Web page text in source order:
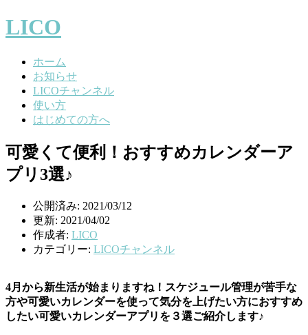
LICO
ホーム
お知らせ
LICOチャンネル
使い方
はじめての方へ
可愛くて便利！おすすめカレンダーア
プリ3選♪
公開済み: 2021/03/12
更新: 2021/04/02
作成者: LICO
カテゴリー: LICOチャンネル
4月から新生活が始まりますね！スケジュール管理が苦手な
方や可愛いカレンダーを使って気分を上げたい方におすすめ
したい可愛いカレンダーアプリを３選ご紹介します♪